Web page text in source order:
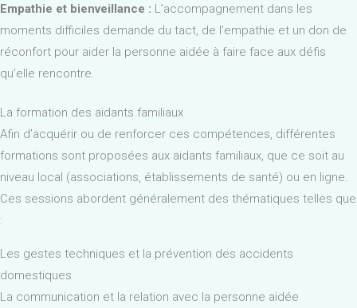
Empathie et bienveillance : L’accompagnement dans les
moments difficiles demande du tact, de l’empathie et un don de
réconfort pour aider la personne aidée à faire face aux défis
qu’elle rencontre.
La formation des aidants familiaux
Afin d’acquérir ou de renforcer ces compétences, différentes
formations sont proposées aux aidants familiaux, que ce soit au
niveau local (associations, établissements de santé) ou en ligne.
Ces sessions abordent généralement des thématiques telles que
:
Les gestes techniques et la prévention des accidents
domestiques
La communication et la relation avec la personne aidée